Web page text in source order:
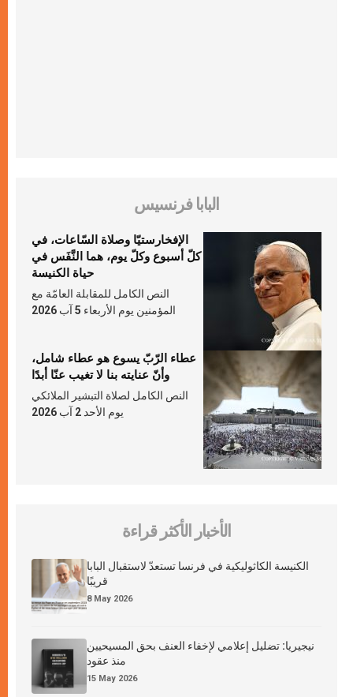
البابا فرنسيس
الإفخارستيّا وصلاة السّاعات، في
كلّ أسبوع وكلّ يوم، هما النَّفَس في
حياة الكنيسة
النص الكامل للمقابلة العامّة مع
المؤمنين يوم الأربعاء 5 آب 2026
عطاء الرّبّ يسوع هو عطاء شامل،
وأنّ عنايته بنا لا تغيب عنّا أبدًا
النص الكامل لصلاة التبشير الملائكي
يوم الأحد 2 آب 2026
الأخبار الأكثر قراءة
الكنيسة الكاثوليكية في فرنسا تستعدّ لاستقبال البابا
قريبًا
8 May 2026
نيجيريا: تضليل إعلامي لإخفاء العنف بحق المسيحيين
منذ عقود
15 May 2026